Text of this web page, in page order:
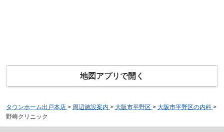
地図アプリで開く
タウンホーム出戸本店 > 周辺施設案内 > 大阪市平野区 > 大阪市平野区の内科 >
野崎クリニック